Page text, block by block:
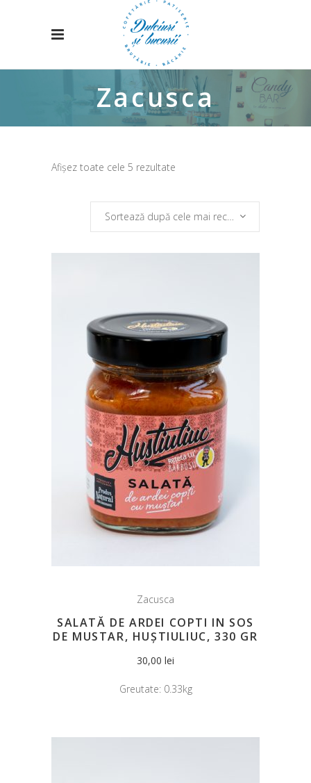
Zacusca
Afișez toate cele 5 rezultate
cele
Zacusca
SALATĂ DE ARDEI COPTI IN SOS
DE MUSTAR, HUȘTIULIUC, 330 GR
30,00 lei
Greutate: 0.33kg